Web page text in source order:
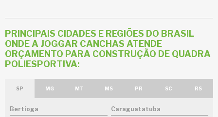
PRINCIPAIS CIDADES E REGIÕES DO BRASIL
ONDE A JOGGAR CANCHAS ATENDE
ORÇAMENTO PARA CONSTRUÇÃO DE QUADRA
POLIESPORTIVA:
SP MG MT MS PR SC RS
Bertioga Caraguatatuba